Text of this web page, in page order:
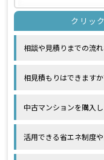
相談や見積りまでの流
相見積もりはできます
中古マンションを購入
活用できる省エネ制度